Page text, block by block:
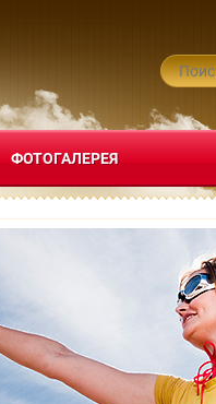
ФОТОГАЛЕРЕЯ